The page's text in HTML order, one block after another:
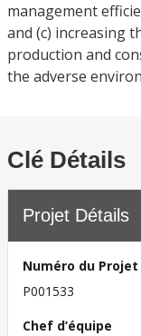
management
and (c) increasing
production and
the adverse
Clé Détails
Projet Détails
Numéro du Projet
P001533
Chef d’équipe